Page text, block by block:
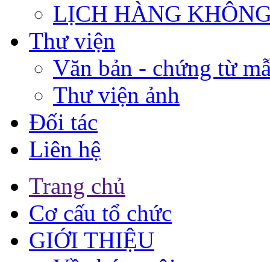
LỊCH HÀNG
Thư viện
Văn bản - chứng từ
Thư viện ảnh
Đối tác
Liên hệ
Trang chủ
Cơ cấu tổ chức
GIỚI THIỆU